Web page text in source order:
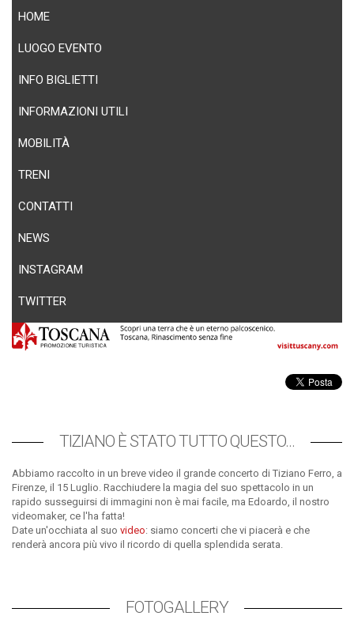
HOME
LUOGO EVENTO
INFO BIGLIETTI
INFORMAZIONI UTILI
MOBILITÀ
TRENI
CONTATTI
NEWS
INSTAGRAM
TWITTER
TIZIANO È STATO TUTTO QUESTO...
Abbiamo raccolto in un breve video il grande concerto di Tiziano Ferro, a
Firenze, il 15 Luglio. Racchiudere la magia del suo spettacolo in un
rapido susseguirsi di immagini non è mai facile, ma Edoardo, il nostro
videomaker, ce l'ha fatta!
Date un'occhiata al suo video: siamo concerti che vi piacerà e che
renderà ancora più vivo il ricordo di quella splendida serata.
FOTOGALLERY